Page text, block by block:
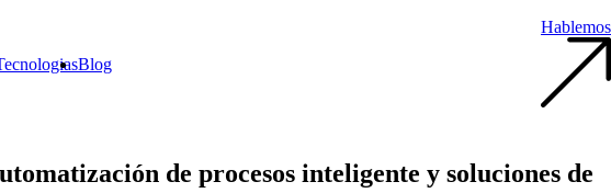
Blog
Hablemos
de procesos inteligente y soluciones de